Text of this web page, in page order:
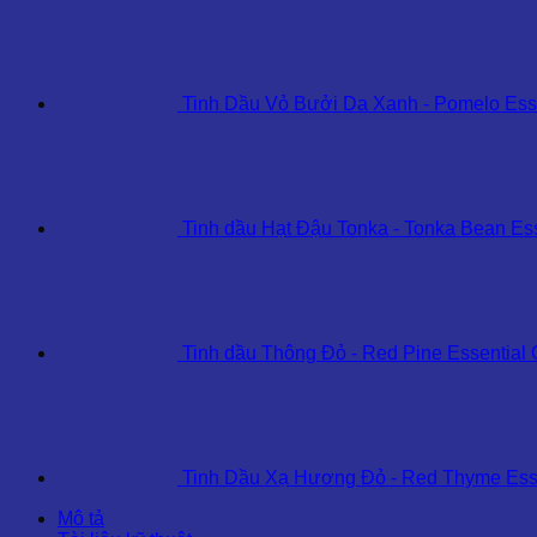
Tinh Dầu Vỏ Bưởi Da Xanh - Pomelo
Tinh dầu Hạt Đậu Tonka - Tonka Bean
Tinh dầu Thông Đỏ - Red Pine Essential
Tinh Dầu Xạ Hương Đỏ - Red Thyme
Mô tả